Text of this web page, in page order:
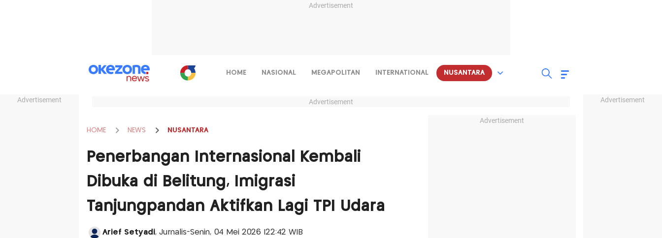
Advertisement
Advertisement Advertisement
HOME NASIONAL MEGAPOLITAN INTERNATIONAL NUSANTARA
Advertisement
HOME NEWS NUSANTARA
Penerbangan Internasional Kembali
Dibuka di Belitung, Imigrasi
Tanjungpandan Aktifkan Lagi TPI Udara
Arief Setyadi, Jurnalis-Senin, 04 Mei 2026 |22:42 WIB
Advertisement